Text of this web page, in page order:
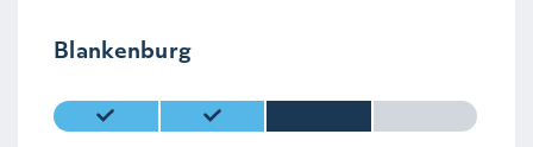
Blankenburg